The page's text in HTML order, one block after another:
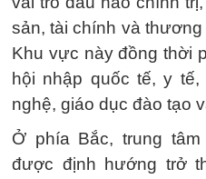
sản, tài chính và
Khu vực này đồng thời
hội nhập quốc tế, y
nghệ, giáo dục đào tạo
Ở phía Bắc, trung
được định hướng trở